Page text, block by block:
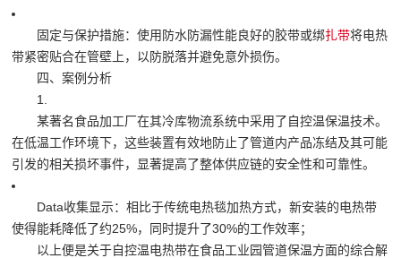
固定与保护措施：使用防水防漏性能良好的胶带或绑扎带将电热
带紧密贴合在管壁上，以防脱落并避免意外损伤。
四、案例分析
1.
某著名食品加工厂在其冷库物流系统中采用了自控温保温技术。
在低温工作环境下，这些装置有效地防止了管道内产品冻结及其可能
引发的相关损坏事件，显著提高了整体供应链的安全性和可靠性。
Data收集显示：相比于传统电热毯加热方式，新安装的电热带
使得能耗降低了约25%，同时提升了30%的工作效率；
以上便是关于自控温电热带在食品工业园管道保温方面的综合解